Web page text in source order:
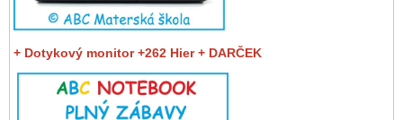
+ Dotykový monitor +262 Hier + DARČEK